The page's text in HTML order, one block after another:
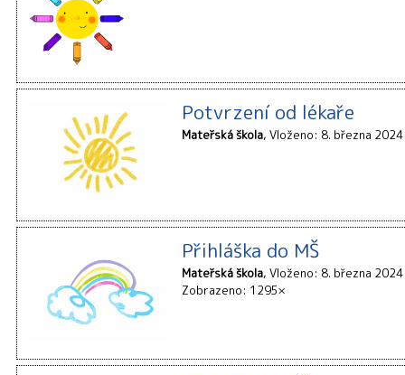
Potvrzení od lékaře
Mateřská škola Vloženo: 8. března
Přihláška do MŠ
Mateřská škola Vloženo: 8. března
Zobrazeno: 1295×